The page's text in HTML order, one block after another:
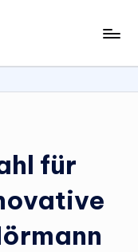
für